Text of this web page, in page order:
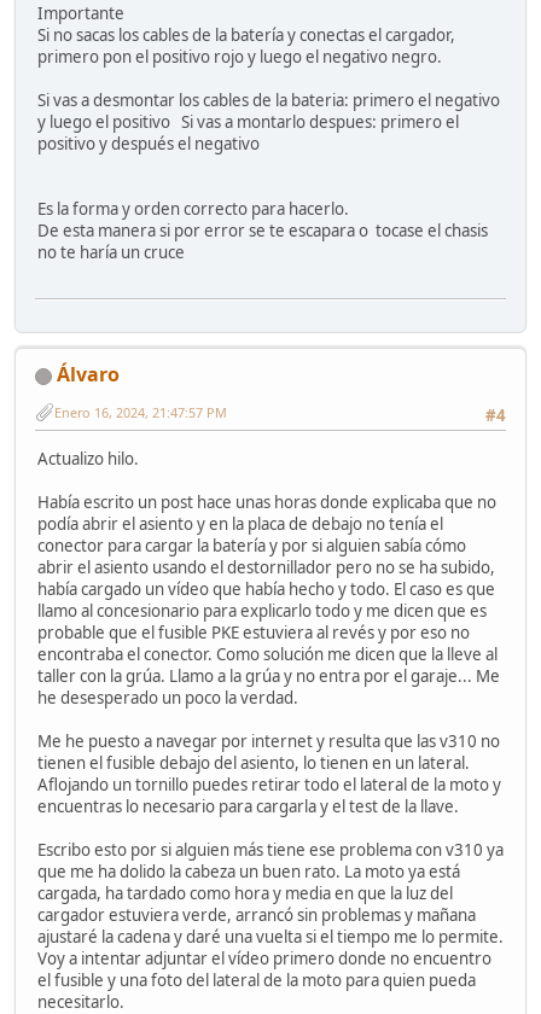
Importante
Si no sacas los cables de la batería y conectas el cargador,
primero pon el positivo rojo y luego el negativo negro.
Si vas a desmontar los cables de la bateria: primero el negativo
y luego el positivo Si vas a montarlo despues: primero el
positivo y después el negativo
Es la forma y orden correcto para hacerlo.
De esta manera si por error se te escapara o tocase el chasis
no te haría un cruce
Álvaro
#4
Enero 16, 2024, 21:47:57 PM
Actualizo hilo.
Había escrito un post hace unas horas donde explicaba que no
podía abrir el asiento y en la placa de debajo no tenía el
conector para cargar la batería y por si alguien sabía cómo
abrir el asiento usando el destornillador pero no se ha subido,
había cargado un vídeo que había hecho y todo. El caso es que
llamo al concesionario para explicarlo todo y me dicen que es
probable que el fusible PKE estuviera al revés y por eso no
encontraba el conector. Como solución me dicen que la lleve al
taller con la grúa. Llamo a la grúa y no entra por el garaje... Me
he desesperado un poco la verdad.
Me he puesto a navegar por internet y resulta que las v310 no
tienen el fusible debajo del asiento, lo tienen en un lateral.
Aflojando un tornillo puedes retirar todo el lateral de la moto y
encuentras lo necesario para cargarla y el test de la llave.
Escribo esto por si alguien más tiene ese problema con v310 ya
que me ha dolido la cabeza un buen rato. La moto ya está
cargada, ha tardado como hora y media en que la luz del
cargador estuviera verde, arrancó sin problemas y mañana
ajustaré la cadena y daré una vuelta si el tiempo me lo permite.
Voy a intentar adjuntar el vídeo primero donde no encuentro
el fusible y una foto del lateral de la moto para quien pueda
necesitarlo.